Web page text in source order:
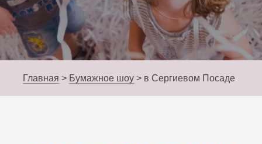
Главная > Бумажное шоу > в Сергиевом Посаде